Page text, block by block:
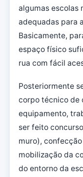
algumas escolas
adequadas para
Basicamente,
espaço físico
rua com fácil
Posteriormente
corpo técnico de
equipamento,
ser feito
muro),
mobilização da
do entorno da